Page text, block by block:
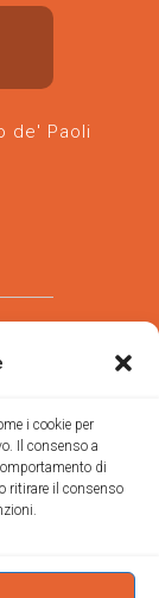
i cookie per
Il consenso a
di
ritirare il consenso
de' Paoli
-Diocesi